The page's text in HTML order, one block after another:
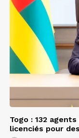
Togo : 132
licenciés pour